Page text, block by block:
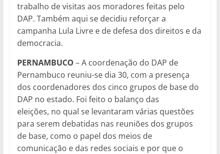
trabalho de visitas aos moradores feitas pelo
DAP. Também aqui se decidiu reforçar a
campanha Lula Livre e de defesa dos direitos e da
democracia.
PERNAMBUCO – A coordenação do DAP de
Pernambuco reuniu-se dia 30, com a presença
dos coordenadores dos cinco grupos de base do
DAP no estado. Foi feito o balanço das
eleições, no qual se levantaram várias questões
para serem debatidas nas reuniões dos grupos
de base, como o papel dos meios de
comunicação e das redes sociais e por que o